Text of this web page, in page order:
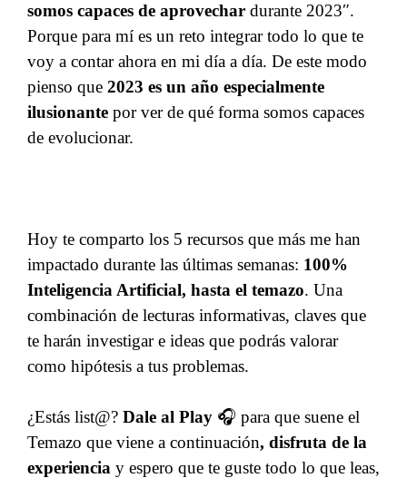
somos capaces de aprovechar durante 2023″.
Porque para mí es un reto integrar todo lo que te
voy a contar ahora en mi día a día. De este modo
pienso que 2023 es un año especialmente
ilusionante por ver de qué forma somos capaces
de evolucionar.
Hoy te comparto los 5 recursos que más me han
impactado durante las últimas semanas: 100%
Inteligencia Artificial, hasta el temazo. Una
combinación de lecturas informativas, claves que
te harán investigar e ideas que podrás valorar
como hipótesis a tus problemas.
¿Estás list@? Dale al Play 🎧 para que suene el
Temazo que viene a continuación, disfruta de la
experiencia y espero que te guste todo lo que leas,